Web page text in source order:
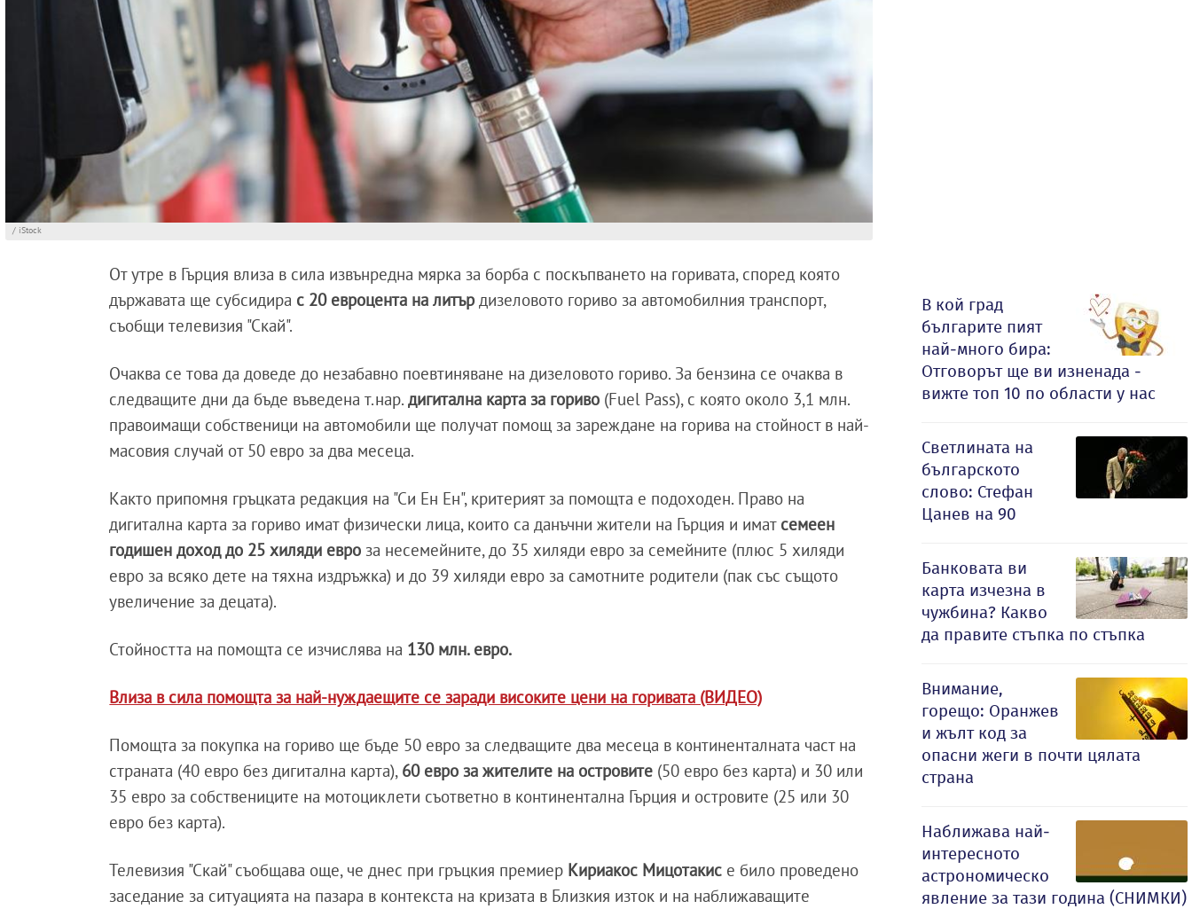
/ iStock
От утре в Гърция влиза в сила извънредна мярка за борба с поскъпването на горивата, според която
държавата ще субсидира с 20 евроцента на литър дизеловото гориво за автомобилния транспорт,
съобщи телевизия "Скай".
Очаква се това да доведе до незабавно поевтиняване на дизеловото гориво. За бензина се очаква в
следващите дни да бъде въведена т.нар.дигитална карта за гориво (Fuel Pass), с която около 3,1 млн.
правоимащи собственици на автомобили ще получат помощ за зареждане на горива на стойност в най-
масовия случай от 50 евро за два месеца.
Както припомня гръцката редакция на "Си Ен Ен", критерият за помощта е подоходен. Право на
дигитална карта за гориво имат физически лица, които са данъчни жители на Гърция и имат семеен
годишен доход до 25 хиляди евро за несемейните, до 35 хиляди евро за семейните (плюс 5 хиляди
евро за всяко дете на тяхна издръжка) и до 39 хиляди евро за самотните родители (пак със същото
увеличение за децата).
Стойността на помощта се изчислява на 130 млн. евро.
Влиза в сила помощта за най-нуждаещите се заради високите цени на горивата (ВИДЕО)
Помощта за покупка на гориво ще бъде 50 евро за следващите два месеца в континенталната част на
страната (40 евро без дигитална карта), 60 евро за жителите на островите (50 евро без карта) и 30 или
35 евро за собствениците на мотоциклети съответно в континентална Гърция и островите (25 или 30
евро без карта).
Телевизия "Скай" съобщава още, че днес при гръцкия премиер Кириакос Мицотакис е било проведено
заседание за ситуацията на пазара в контекста на кризата в Близкия изток и на наближаващите
В кой град
българите пият
най-много бира:
Отговорът ще ви изненада -
вижте топ 10 по области у нас
Светлината на
българското
слово: Стефан
Цанев на 90
Банковата ви
карта изчезна в
чужбина? Какво
да правите стъпка по стъпка
Внимание,
горещо: Оранжев
и жълт код за
опасни жеги в почти цялата
страна
Наближава най-
интересното
астрономическо
явление за тази година (СНИМКИ)